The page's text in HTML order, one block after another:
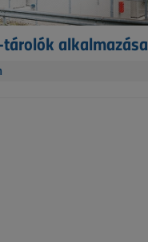
alkalmazása